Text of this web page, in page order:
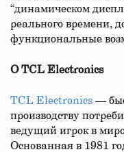
“динамическом
реального времени,
функциональные
О TCL Electronics
TCL Electronics —
производству
ведущий игрок в
Основанная в 1981